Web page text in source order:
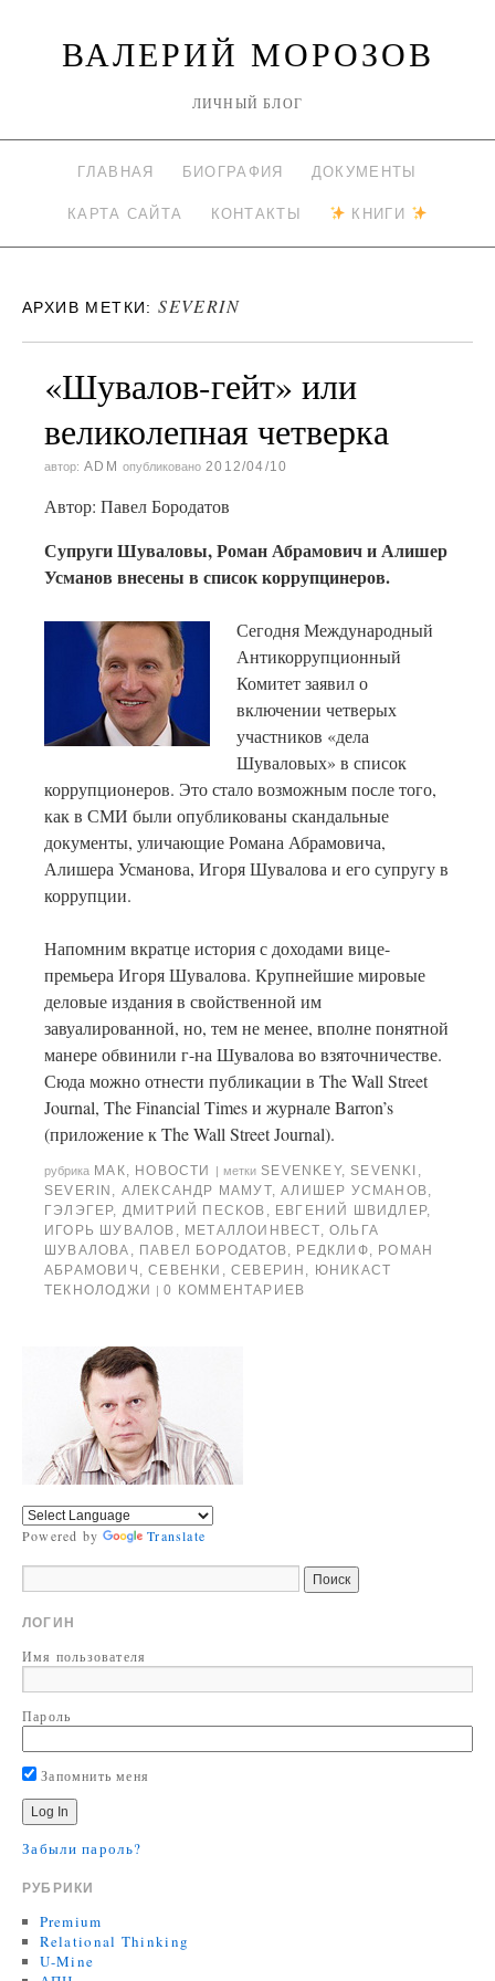
ВАЛЕРИЙ МОРОЗОВ
ЛИЧНЫЙ БЛОГ
ГЛАВНАЯ БИОГРАФИЯ ДОКУМЕНТЫ
КАРТА САЙТА КОНТАКТЫ КНИГИ
АРХИВ МЕТКИ:SEVERIN
«Шувалов-гейт» или
великолепная четверка
автор: ADM опубликовано 2012/04/10
Автор: Павел Бородатов
Супруги Шуваловы, Роман Абрамович и Алишер
Усманов внесены в список коррупцинеров.
Сегодня Международный
Антикоррупционный
Комитет заявил о
включении четверых
участников «дела
Шуваловых» в список
коррупционеров. Это стало возможным после того,
как в СМИ были опубликованы скандальные
документы, уличающие Романа Абрамовича,
Алишера Усманова, Игоря Шувалова и его супругу в
коррупции.
Напомним вкратце история с доходами вице-
премьера Игоря Шувалова. Крупнейшие мировые
деловые издания в свойственной им
завуалированной, но, тем не менее, вполне понятной
манере обвинили г-на Шувалова во взяточничестве.
Сюда можно отнести публикации в The Wall Street
Journal, The Financial Times и журнале Barron’s
(приложение к The Wall Street Journal).
рубрика МАК, НОВОСТИ | метки SEVENKEY, SEVENKI ,
SEVERIN , АЛЕКСАНДР МАМУТ,АЛИШЕР УСМАНОВ,
ГЭЛЭГЕР, ДМИТРИЙ ПЕСКОВ , ЕВГЕНИЙ ШВИДЛЕР,
ИГОРЬ ШУВАЛОВ , МЕТАЛЛОИНВЕСТ,ОЛЬГА
ШУВАЛОВА , ПАВЕЛ БОРОДАТОВ, РЕДКЛИФ, РОМАН
АБРАМОВИЧ ,СЕВЕНКИ ,СЕВЕРИН , ЮНИКАСТ
ТЕКНОЛОДЖИ
| 0 КОММЕНТАРИЕВ
Powered by Translate
ЛОГИН
Имя пользователя
Пароль
Запомнить меня
Забыли пароль?
РУБРИКИ
Premium
Relational Thinking
U-Mine